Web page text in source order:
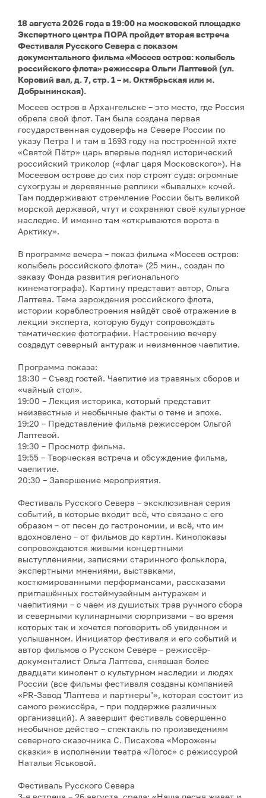
18 августа 2026 года в 19:00 на московской площадке
Экспертного центра ПОРА пройдет вторая встреча
Фестиваля Русского Севера с показом
документального фильма «Мосеев остров: колыбель
российского флота» режиссера Ольги Лаптевой (ул.
Коровий вал, д. 7, стр. 1 – м. Октябрьская или м.
Добрынинская).
Мосеев остров в Архангельске – это место, где Россия
обрела свой флот. Там была создана первая
государственная судоверфь на Севере России по
указу Петра I и там в 1693 году на построенной яхте
«Святой Пётр» царь впервые поднял исторический
российский триколор («флаг царя Московского»). На
Мосеевом острове до сих пор строят суда: огромные
сухогрузы и деревянные реплики «бывалых» кочей.
Там поддерживают стремление России быть великой
морской державой, чтут и сохраняют своё культурное
наследие. И именно там «открываются ворота в
Арктику».
В программе вечера – показ фильма «Мосеев остров:
колыбель российского флота» (25 мин., создан по
заказу Фонда развития регионального
кинематографа). Картину представит автор, Ольга
Лаптева. Тема зарождения российского флота,
истории кораблестроения найдёт своё отражение в
лекции эксперта, которую будут сопровождать
тематические фотографии. Настроению вечеру
создадут северный антураж и неизменное чаепитие.
Программа показа:
18:30 – Съезд гостей. Чаепитие из травяных сборов и
«чайный стол».
19:00 – Лекция историка, который представит
неизвестные и необычные факты о теме и эпохе.
19:20 – Представление фильма режиссером Ольгой
Лаптевой.
19:30 – Просмотр фильма.
19:55 – Творческая встреча и обсуждение фильма,
чаепитие.
20:30 – Завершение мероприятия.
Фестиваль Русского Севера – эксклюзивная серия
событий, в которые входит всё, что связано с его
образом – от песен до гастрономии, и всё, что им
вдохновлено – от фильмов до картин. Кинопоказы
сопровождаются живыми концертными
выступлениями, записями старинного фольклора,
экспертными мнениями, выставками,
костюмированными перформансами, рассказами
приглашённых гостеймузейным антуражем и
чаепитиями – с чаем из душистых трав ручного сбора
и северными кулинарными сюрпризами – во время
которых так и хочется поговорить об увиденном и
услышанном. Инициатор фестиваля и его событий и
автор фильмов о Русском Севере – режиссёр-
документалист Ольга Лаптева, снявшая более
двадцати кинолент о культурном наследии и людях
России (все фильмы фестиваля созданы компанией
«PR-Завод "Лаптева и партнеры"», которая состоит из
самого режиссёра, – при поддержке различных
организаций). А завершит фестиваль совершенно
необычное действо – спектакль по произведениям
северного сказочника С. Писахова «Морожены
сказки» в исполнении театра «Логос» с режиссурой
Натальи Яськовой.
Фестиваль Русского Севера